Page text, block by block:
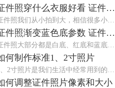
证件照穿什么衣服好看 证件照衣服素材
证件照我们从小拍到大，相信很多小伙伴都发现了几乎每个照相馆都会准备两套衣服，有时候会叫我们换上他们准备的衣服拍摄。一般这种情况都是因为我们拍摄的时候穿的衣服不对，最常见的问题就是颜色与拍摄的背景色太相似，所以需要换装。那么今天就来给大家讲讲拍证件照穿什么衣服好看以及有哪些证件照衣服素材。
证件照渐变蓝色底参数 证件照渐变蓝背景怎么设置
证件照大部分都是白底、红底和蓝底，但还有一种是渐变蓝色底，有时候单位会特别指定证件照要用渐变蓝色底，那么，证件照渐变蓝色底参数是多少呢？证件照渐变蓝背景怎么设置？下面就跟着小编一起来看看吧。
何制作标准1、2寸照片
1、2寸照片是我们生活中经常用到的照片，本文主要介绍了如何使用证照之星来制作标准的1、2寸照片，包括规格设置、裁剪照片、色彩修正、背景处理等。
何调整证件照片像素和大小